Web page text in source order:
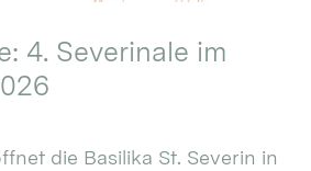
4. Severinale im
die Basilika St. Severin in